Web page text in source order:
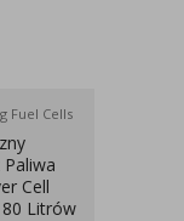
Fuel Cells
Cell
80 Litrów